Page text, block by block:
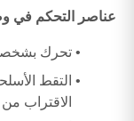
عناصر التحكم في
تحرك
التقط
الاقتراب